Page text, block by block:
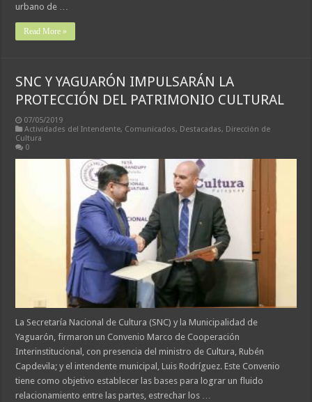
urbano de …
Read More »
SNC Y YAGUARÓN IMPULSARÁN LA
PROTECCIÓN DEL PATRIMONIO CULTURAL
07/05/2019
Actividades del Intendente, Comunicados, Destacadas, Dirección de
Cultura
0
La Secretaría Nacional de Cultura (SNC) y la Municipalidad de
Yaguarón, firmaron un Convenio Marco de Cooperación
Interinstitucional, con presencia del ministro de Cultura, Rubén
Capdevila; y el intendente municipal, Luis Rodríguez. Este Convenio
tiene como objetivo establecer las bases para lograr un fluido
relacionamiento entre las partes, estrechar los …